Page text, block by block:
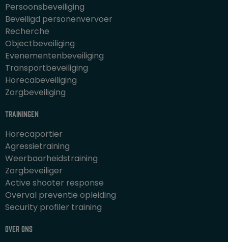
Persoonsbeveiliging
Beveiligd personenvervoer
Recherche
Objectbeveiliging
Evenementenbeveiliging
Transportbeveiliging
Horecabeveiliging
Zorgbeveiliging
Trainingen
Horecaportier
Agressietraining
Weerbaarheidstraining
Zorgbeveiliger
Active shooter response
Overval preventie opleiding
Security profiler training
Over ons